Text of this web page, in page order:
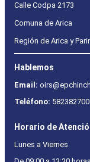
Calle Codpa 2173
Comuna de Arica
Región de Arica y
Hablemos
Email:
Teléfono: 582382700
Horario de
Lunes a Viernes